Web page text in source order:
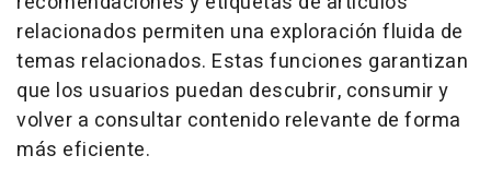
relacionados permiten una exploración fluida de
temas relacionados. Estas funciones garantizan
que los usuarios puedan descubrir, consumir y
volver a consultar contenido relevante de forma
más eficiente.